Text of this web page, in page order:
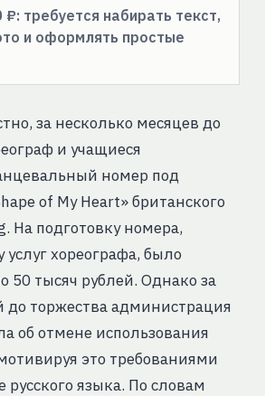
требуется набирать текст,
и оформлять простые
за несколько месяцев до
и учащиеся
номер под
of My Heart» британского
На подготовку номера,
хореографа, было
50 тысяч рублей. Однако за
до торжества администрация
об отмене использования
это требованиями
русского языка. По словам